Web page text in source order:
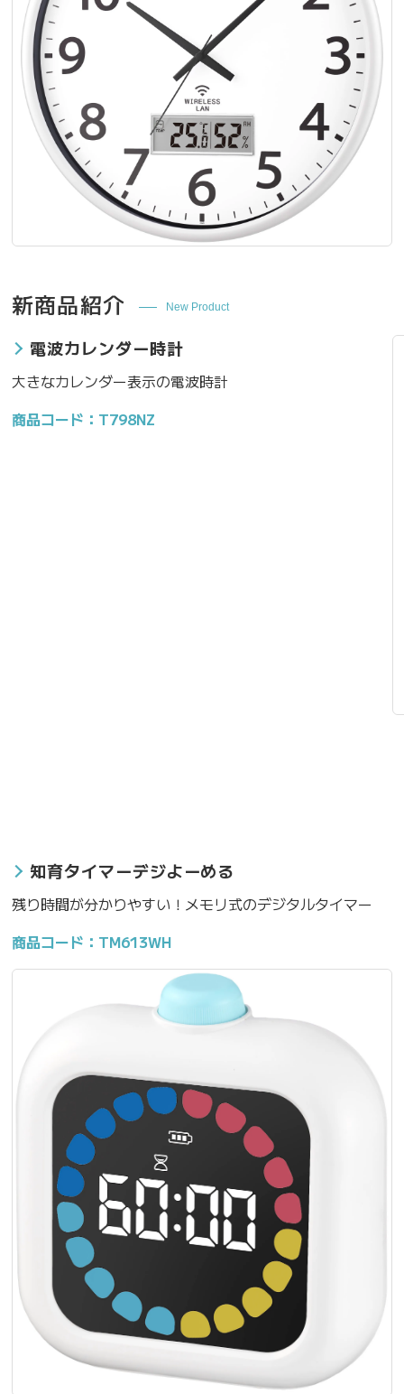
新商品紹介 New Product
電波カレンダー時計
大きなカレンダー表示の電波時計
商品コード：T798NZ
知育タイマーデジよーめる
残り時間が分かりやすい！メモリ式のデジタルタイマー
商品コード：TM613WH